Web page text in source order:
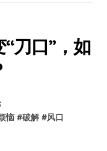
刀口”，如
恼 #破解 #风口